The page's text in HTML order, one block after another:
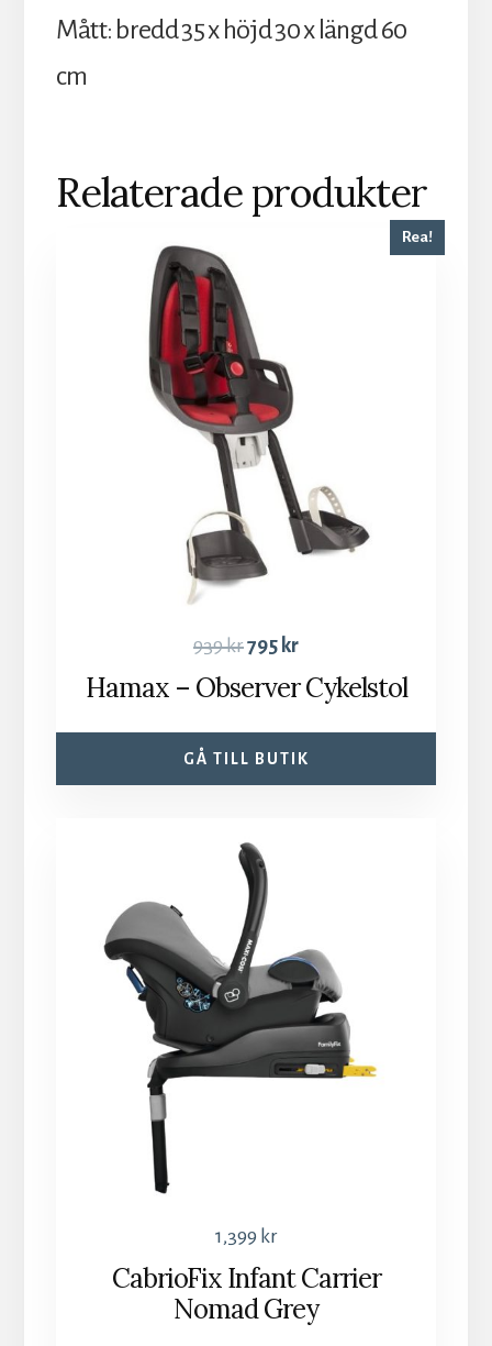
Mått: bredd 35 x höjd 30 x längd 60
cm
Relaterade produkter
Rea!
939kr795 kr
Hamax – Observer Cykelstol
GÅ TILL BUTIK
1,399 kr
CabrioFix Infant Carrier
Nomad Grey